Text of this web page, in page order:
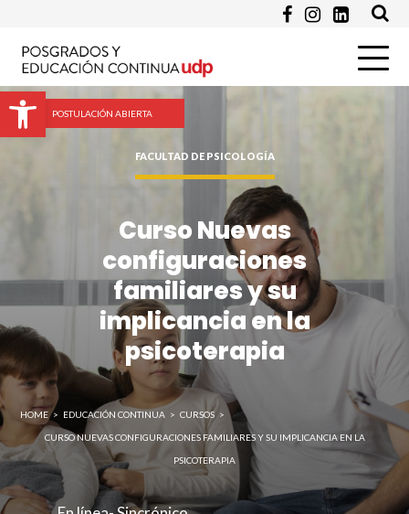
Abrir barra de herramientas
Email *
Programa de Interés *
Pregunta
Enviar
POSTULACIÓN ABIERTA
FACULTAD DE PSICOLOGÍA
Curso Nuevas
configuraciones
familiares y su
implicancia en la
psicoterapia
HOME > EDUCACIÓN CONTINUA > CURSOS >
CURSO NUEVAS CONFIGURACIONES FAMILIARES Y SU IMPLICANCIA EN LA
PSICOTERAPIA